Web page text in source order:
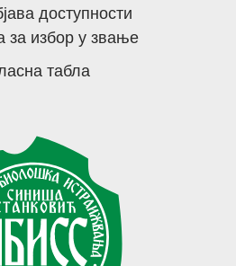
доступности
за избор у звање
табла